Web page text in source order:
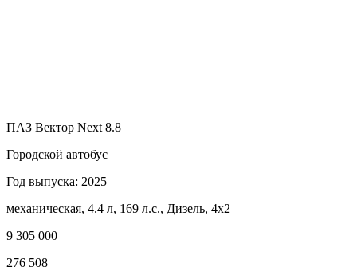
ПАЗ Вектор Next 8.8
Городской автобус
Год выпуска: 2025
механическая, 4.4 л, 169 л.с., Дизель, 4x2
9 305 000
276 508